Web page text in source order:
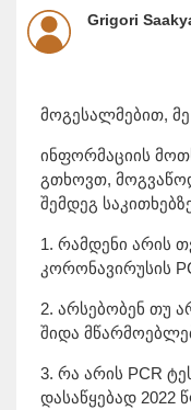
Grigori
მოგესალმებით,
ინფორმაციის
გთხოვთ,
შემდეგ
1. რამდენი არის
კორონავირუსის
2. არსებობენ თუ
შიდა
3. რა არის PCR
დასაწყებად 2022